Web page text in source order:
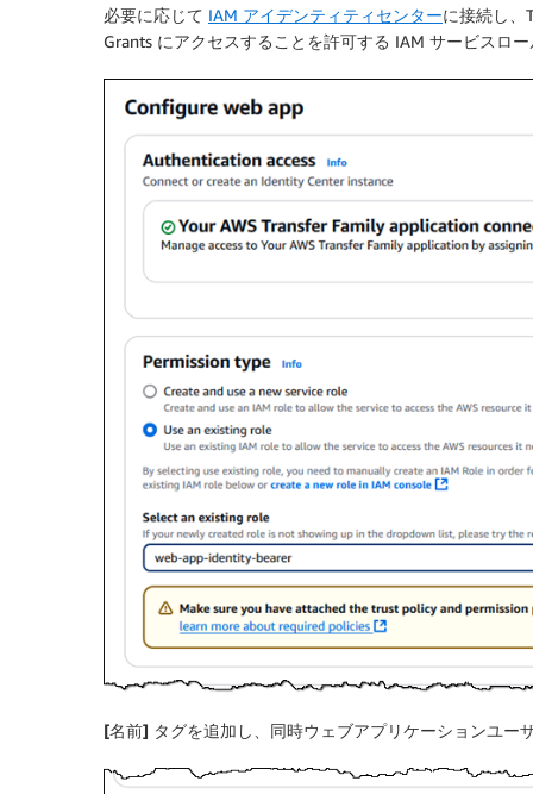
必要に応じて IAM アイデンティティセンターに接続し、
Grants にアクセスすることを許可する IAM サービスロー
[名前] タグを追加し、同時ウェブアプリケーションユー